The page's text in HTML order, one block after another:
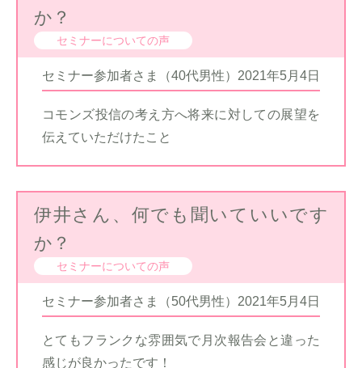
か？
セミナーについての声
セミナー参加者さま（40代男性） 2021年5月4日
コモンズ投信の考え方へ将来に対しての展望を
伝えていただけたこと
伊井さん、何でも聞いていいです
か？
セミナーについての声
セミナー参加者さま（50代男性） 2021年5月4日
とてもフランクな雰囲気で月次報告会と違った
感じが良かったです！